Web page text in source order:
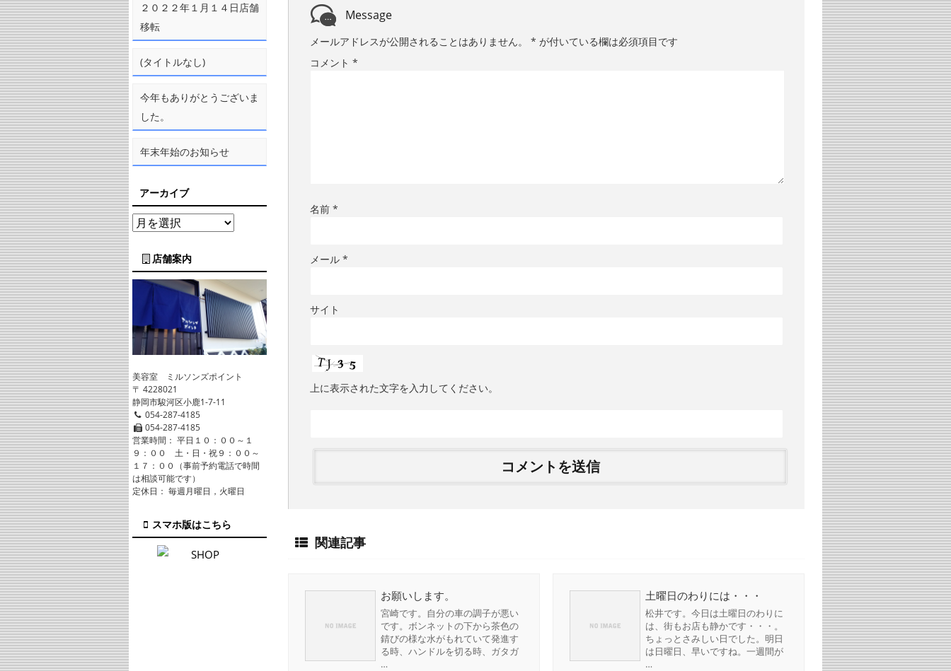
Message
メールアドレスが公開されることはありません。 * が付いている欄は必須項目です
コメント *
名前 *
メール *
サイト
上に表示された文字を入力してください。
関連記事
お願いします。
宮崎です。自分の車の調子が悪い
です。ボンネットの下から茶色の
錆びの様な水がもれていて発進す
る時、ハンドルを切る時、ガタガ
…
土曜日のわりには・・・
松井です。今日は土曜日のわりに
は、街もお店も静かです・・・。
ちょっとさみしい日でした。明日
は日曜日、早いですね。一週間が
…
２０２２年１月１４日店舗
移転
(タイトルなし)
今年もありがとうございま
した。
年末年始のお知らせ
アーカイブ
店舗案内
美容室 ミルソンズポイント
〒 4228021
静岡市駿河区小鹿1-7-11
054-287-4185
054-287-4185
営業時間： 平日１０：００～１
９：００ 土・日・祝９：００～
１７：００（事前予約電話で時間
は相談可能です）
定休日： 毎週月曜日，火曜日
スマホ版はこちら